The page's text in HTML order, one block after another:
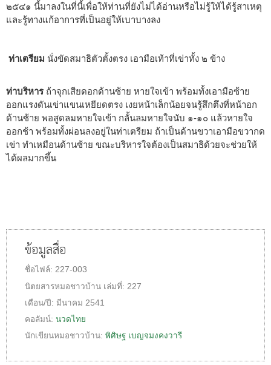
๒๕๔๑ นี้มาลงในที่นี้เพื่อให้ท่านที่ยังไม่ได้อ่านหรือไม่รู้ให้ได้รู้สาเหตุ
และรู้ทางแก้อาการที่เป็นอยู่ให้เบาบางลง
ท่าเตรียม นั่งขัดสมาธิตัวตั้งตรง เอามือเท้าที่เข่าทั้ง ๒ ข้าง
ท่าบริหาร ถ้าจุกเสียดอกด้านซ้าย หายใจเข้า พร้อมทั้งเอามือซ้าย
ออกแรงดันเข่าแขนเหยียดตรง เงยหน้าเล็กน้อยจนรู้สึกตึงที่หน้าอก
ด้านซ้าย พอสูดลมหายใจเข้า กลั้นลมหายใจนับ ๑-๑๐ แล้วหายใจ
ออกช้า พร้อมทั้งผ่อนลงอยู่ในท่าเตรียม ถ้าเป็นด้านขวาเอามือขวากด
เข่า ทำเหมือนด้านซ้าย ขณะบริหารใจต้องเป็นสมาธิด้วยจะช่วยให้
ได้ผลมากขึ้น
ข้อมูลสื่อ
ชื่อไฟล์: 227-003
นิตยสารหมอชาวบ้าน เล่มที่: 227
เดือน/ปี: มีนาคม 2541
คอลัมน์: นวดไทย
นักเขียนหมอชาวบ้าน: พิศิษฐ เบญจมงคงวารี